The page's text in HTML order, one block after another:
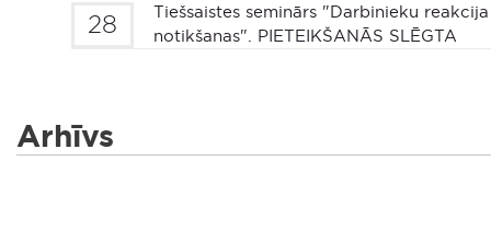
28
Tiešsaistes seminārs "Darbinieku
notikšanas". PIETEIKŠANĀS SLĒGTA
Arhīvs